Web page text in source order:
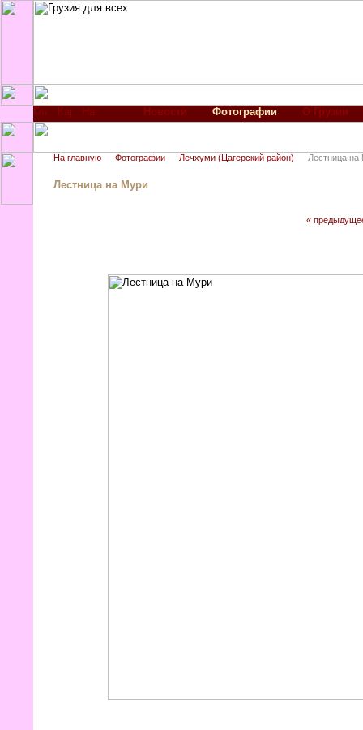
Новости Фотографии О Грузии
На главную Фотографии Лечхуми (Цагерский район) Лестница на
Лестница на Мури
«